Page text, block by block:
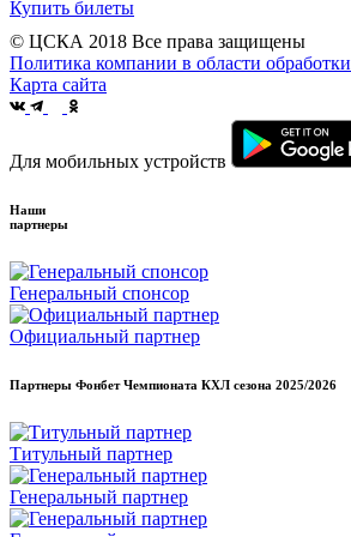
Купить билеты
© ЦСКА 2018 Все права защищены
Политика компании в области
Карта сайта
Для мобильных устройств
Наши
партнеры
Генеральный спонсор
Официальный партнер
Партнеры Фонбет Чемпионата КХЛ сезона 2025/2026
Титульный партнер
Генеральный партнер